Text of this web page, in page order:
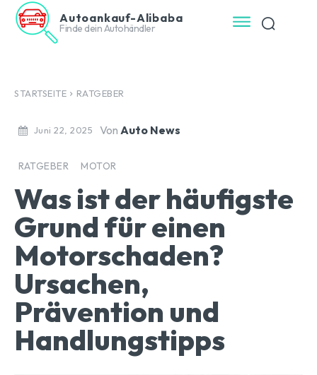
Autoankauf-Alibaba
Finde dein Autohändler
STARTSEITE RATGEBER
Juni 22, 2025 Von Auto News
RATGEBER MOTOR
Was ist der häufigste
Grund für einen
Motorschaden?
Ursachen,
Prävention und
Handlungstipps